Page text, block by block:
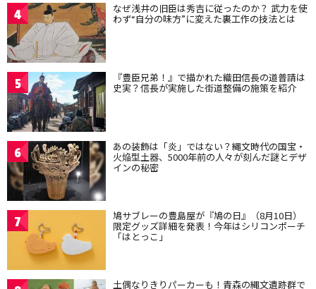
4 なぜ浅井の旧臣は秀吉に従ったのか？ 武力を使
わず“自分の味方”に変えた裏工作の技法とは
5 『豊臣兄弟！』で描かれた織田信長の道普請は
史実？信長が実施した街道整備の施策を紹介
6 あの装飾は「炎」ではない？縄文時代の国宝・
火焔型土器、5000年前の人々が刻んだ謎とデザ
インの秘密
7 鳩サブレーの豊島屋が『鳩の日』（8月10日）
限定グッズ詳細を発表！今年はシリコンポーチ
「はとっこ」
土偶なりきりパーカーも！青森の縄文遺跡群で